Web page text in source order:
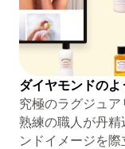
ダイヤモンドのよ
究極のラグジュア
熟練の職人が丹
ンドイメージを